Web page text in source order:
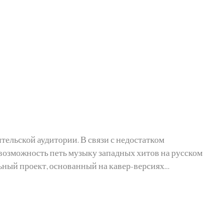
аудитории. В связи с недостатком
петь музыку западных хитов на русском
проект, основанный на кавер-версиях…